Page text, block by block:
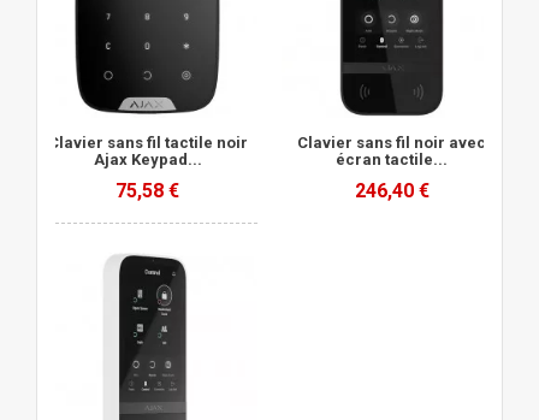
Clavier sans fil tactile noir
Ajax Keypad...
75,58 €
Clavier sans fil noir avec
écran tactile...
246,40 €